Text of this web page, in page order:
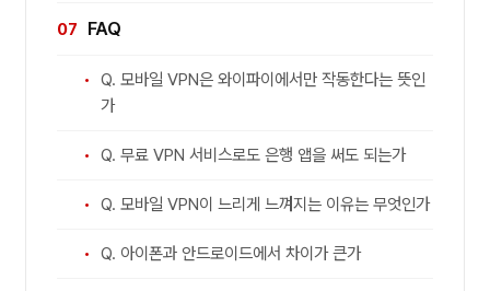
FAQ
Q. 모바일 VPN은 와이파이에서만 작동한다는 뜻인
가
Q. 무료 VPN 서비스로도 은행 앱을 써도 되는가
Q. 모바일 VPN이 느리게 느껴지는 이유는 무엇인가
Q. 아이폰과 안드로이드에서 차이가 큰가